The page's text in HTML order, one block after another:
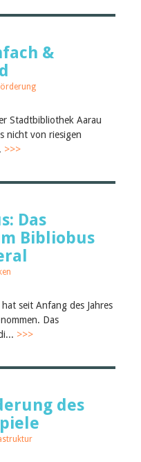
&
Stadtbibliothek Aarau
nicht von riesigen
>>>
Das
Bibliobus
seit Anfang des Jahres
Das
>>>
des